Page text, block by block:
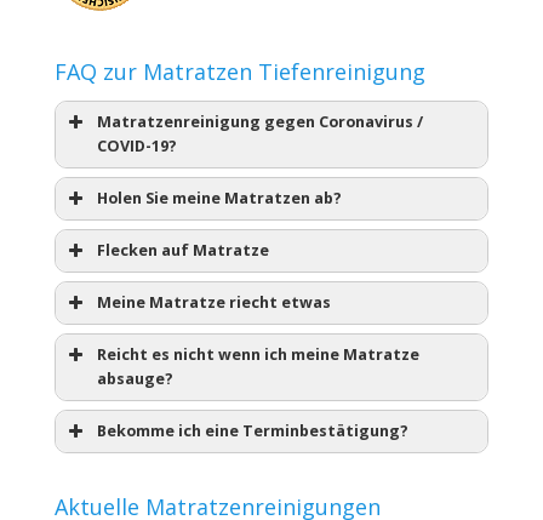
FAQ zur Matratzen Tiefenreinigung
Matratzenreinigung gegen Coronavirus /
COVID-19?
Holen Sie meine Matratzen ab?
Flecken auf Matratze
Meine Matratze riecht etwas
Reicht es nicht wenn ich meine Matratze
absauge?
Bekomme ich eine Terminbestätigung?
Aktuelle Matratzenreinigungen